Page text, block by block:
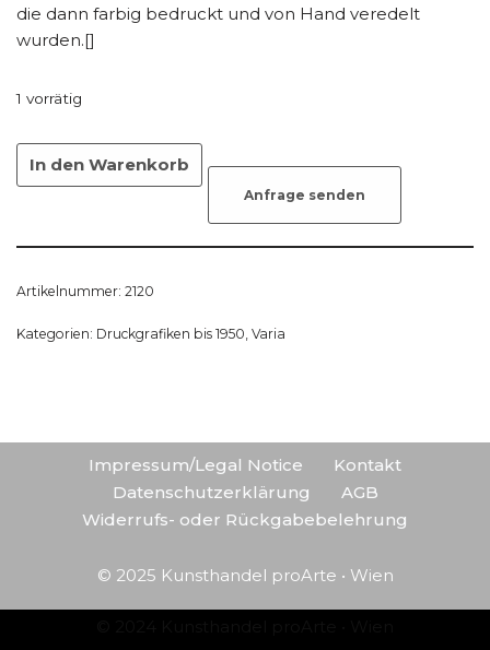
die dann farbig bedruckt und von Hand veredelt
wurden.[]
1 vorrätig
In den Warenkorb
Anfrage senden
Artikelnummer: 2120
Kategorien: Druckgrafiken bis 1950, Varia
Impressum/Legal Notice
Kontakt
Datenschutzerklärung
AGB
Widerrufs- oder Rückgabebelehrung
© 2025 Kunsthandel proArte • Wien